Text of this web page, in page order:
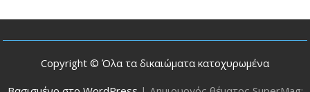
Copyright © Όλα τα δικαιώματα κατοχυρωμένα